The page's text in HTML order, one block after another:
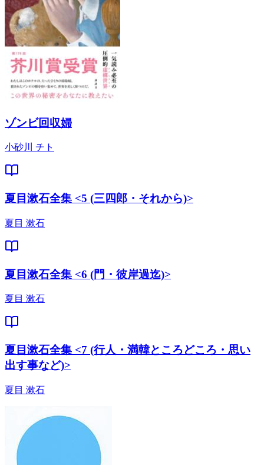
ゾンビ回収婦
小砂川 チト
夏目漱石全集 <5 (三四郎・それから)>
夏目 漱石
夏目漱石全集 <6 (門・彼岸過迄)>
夏目 漱石
夏目漱石全集 <7 (行人・満韓ところどころ・思い
出す事など)>
夏目 漱石